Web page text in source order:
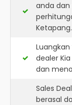
anda
Ketapang.
dealer
dan
Sales
berasal